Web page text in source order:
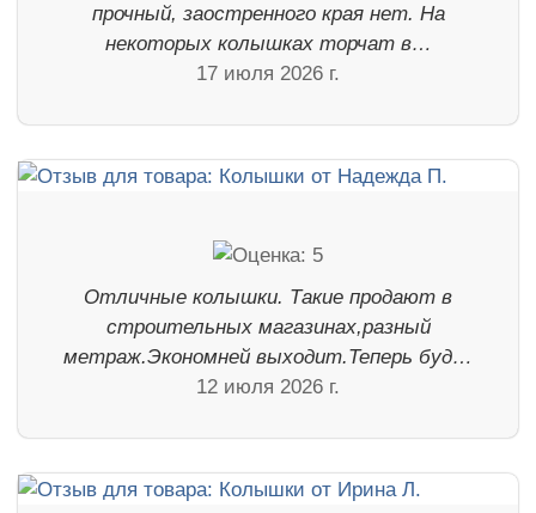
прочный, заостренного края нет. На
некоторых колышках торчат в…
17 июля 2026 г.
Отличные колышки. Такие продают в
строительных магазинах,разный
метраж.Экономней выходит.Теперь буд…
12 июля 2026 г.